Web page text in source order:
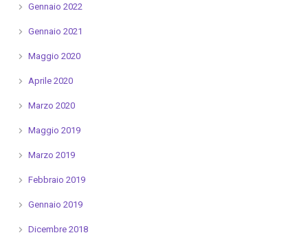
Gennaio 2022
Gennaio 2021
Maggio 2020
Aprile 2020
Marzo 2020
Maggio 2019
Marzo 2019
Febbraio 2019
Gennaio 2019
Dicembre 2018